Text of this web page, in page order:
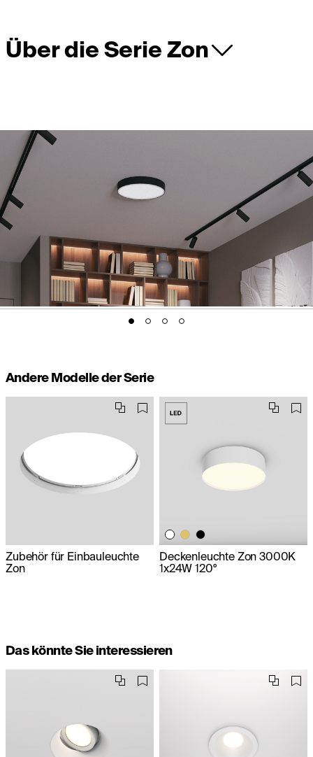
Über die Serie Zon
Andere Modelle der Serie
Zubehör für Einbauleuchte
Zon
Deckenleuchte Zon 3000K
1x24W 120°
Das könnte Sie interessieren